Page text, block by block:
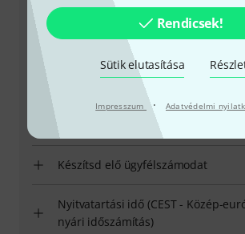
Rendicsek!
Sütik elutasítása
Impresszum · Adatvédelmi
+49-9546-9223-531
Ügyfélszolgálatunk minden kérdés és
örömmel áll rendelkezésedre
Készítsd elő ügyfélszámodat
Nyitvatartási idő (CEST - Közép-
nyári időszámítás)